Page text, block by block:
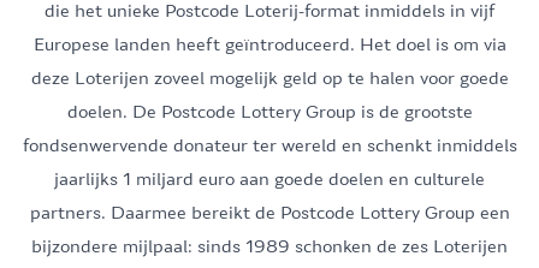
die het unieke Postcode Loterij-format inmiddels in vijf
Europese landen heeft geïntroduceerd. Het doel is om via
deze Loterijen zoveel mogelijk geld op te halen voor goede
doelen. De Postcode Lottery Group is de grootste
fondsenwervende donateur ter wereld en schenkt inmiddels
jaarlijks 1 miljard euro aan goede doelen en culturele
partners. Daarmee bereikt de Postcode Lottery Group een
bijzondere mijlpaal: sinds 1989 schonken de zes Loterijen